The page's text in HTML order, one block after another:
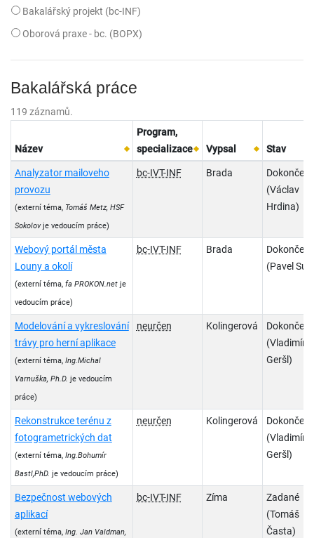
Bakalářský projekt (bc-INF)
Oborová praxe - bc. (BOPX)
Bakalářská práce
119 záznamů.
Název
Program,
specializace
Vypsal Stav
Analyzator mailoveho
provozu
(externí téma, Tomáš Metz, HSF
Sokolovje vedoucím práce)
bc-IVT-INF Brada
Dokončené
(Václav
Hrdina)
Webový portál města
Louny a okolí
(externí téma, fa PROKON.netje
vedoucím práce)
bc-IVT-INF Brada
Dokončené
(Pavel
Modelování a vykreslování
trávy pro herní aplikace
(externí téma, Ing.Michal
Varnuška, Ph.D. je vedoucím
práce)
neurčen Kolingerová
Dokončené
(Vladimír
Geršl)
Rekonstrukce terénu z
fotogrametrických dat
(externí téma, Ing.Bohumír
Bastl,PhD. je vedoucím práce)
neurčen Kolingerová
Dokončené
(Vladimír
Geršl)
Bezpečnost webových
aplikací
(externí téma, Ing. Jan Valdman,
bc-IVT-INF Zíma
Zadané
(Tomáš
Časta)